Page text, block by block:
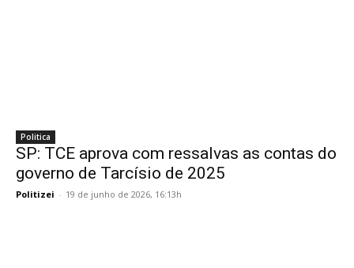
Politica
SP: TCE aprova com ressalvas as contas do
governo de Tarcísio de 2025
Politizei - 19 de junho de 2026, 16:13h